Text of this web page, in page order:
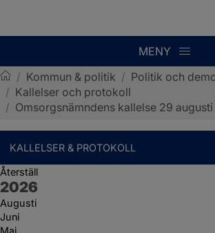
MENY
Sotenäs kommun
/ Kommun & politik / Politik och
/ Kallelser och protokoll
/ Omsorgsnämndens kallelse 29 augusti
KALLELSER & PROTOKOLL
Återställ
År:
2026
Augusti
Juni
Maj